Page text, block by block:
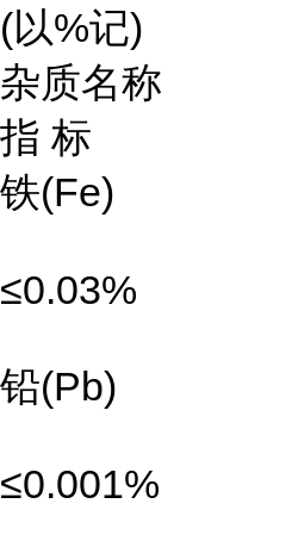
(以%记)
杂质名称
指 标
铁(Fe)
≤0.03%
铅(Pb)
≤0.001%